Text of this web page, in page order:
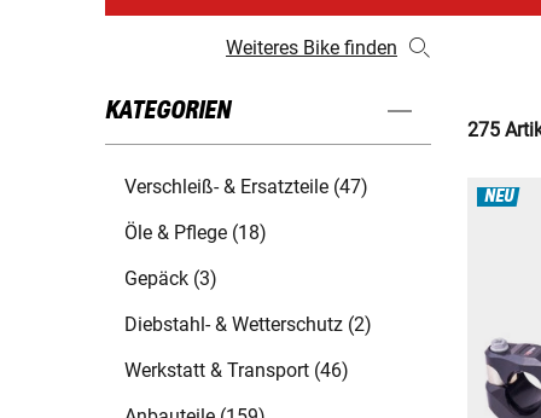
Weiteres Bike finden
KATEGORIEN
Verschleiß- & Ersatzteile (47)
Öle & Pflege (18)
Gepäck (3)
Diebstahl- & Wetterschutz (2)
Werkstatt & Transport (46)
275
NEU